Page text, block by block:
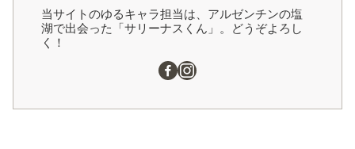
当サイトのゆるキャラ担当は、アルゼンチンの塩
湖で出会った「サリーナスくん」。どうぞよろし
く！